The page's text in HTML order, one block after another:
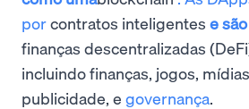
porcontratos inteligentes e
finanças descentralizadas
incluindo finanças, jogos,
publicidade, e governança.